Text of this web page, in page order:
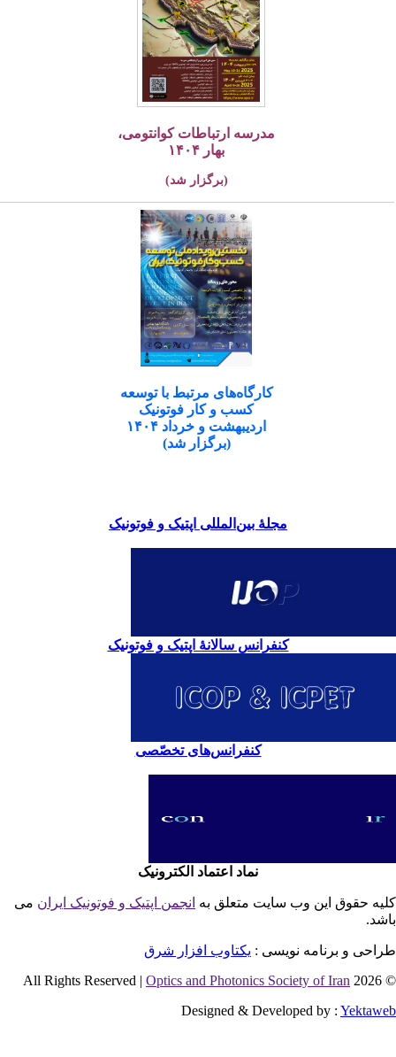
مدرسه ارتباطات کوانتومی،
بهار ۱۴۰۴
(برگزار شد)
کارگاه‌های مرتبط با توسعه
کسب و کار فوتونیک
اردیبهشت و خرداد ۱۴۰۴
(برگزار شد)
مجلۀ بین‌المللی اپتیک و فوتونیک
کنفرانس سالانۀ اپتیک و فوتونیک
کنفرانس‌های تخصّصی
نماد اعتماد الکترونیک
حقوق این وب سایت متعلق بهانجمن اپتیک و فوتونیک ایران می
و برنامه نویسی : یکتاوب افزار شرق
©
Optics and Photonics Society of Iran
Designed & Developed by :